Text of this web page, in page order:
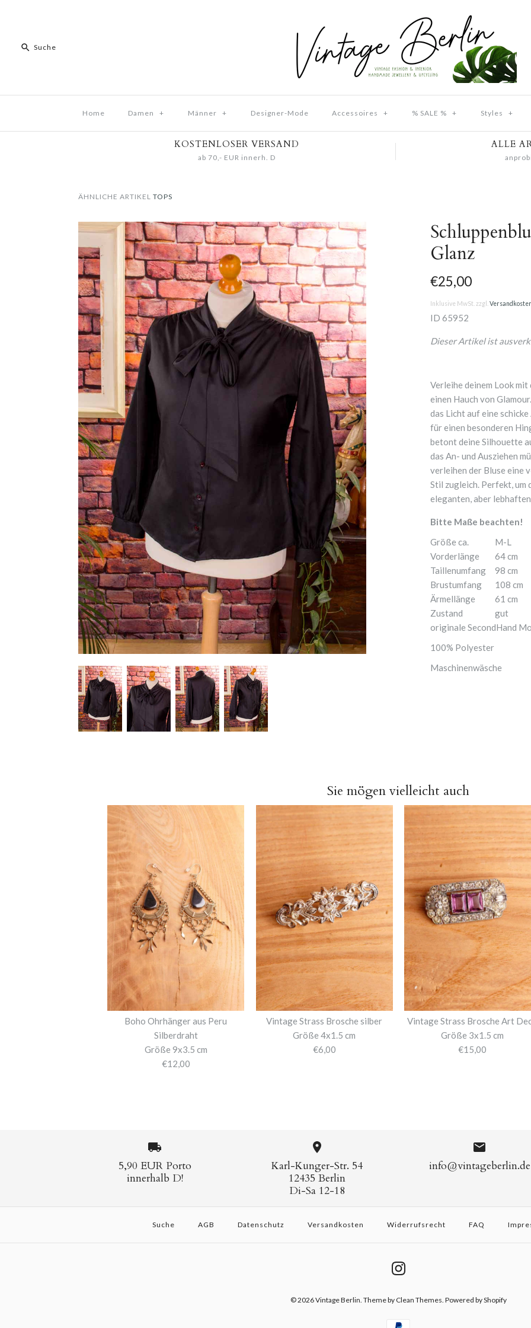
Home Damen + Männer + Designer-Mode Accessoires + % SALE % + Styles +
KOSTENLOSER VERSAND
ab 70,- EUR innerh. D
ALLE
ÄHNLICHE ARTIKEL TOPS
Glanz
€25,00
Inklusive MwSt. zzgl.
ID 65952
Dieser Artikel ist
Verleihe deinem Look
einen Hauch von
das Licht auf eine
für einen besonderen
betont deine Silhouette
das An- und Ausziehen
verleihen der Bluse eine
Stil zugleich. Perfekt,
eleganten, aber
Bitte Maße beachten!
Größe ca.
Vorderlänge
Taillenumfang
Brustumfang
Ärmellänge
Zustand
M-L
64 cm
98 cm
108 cm
61 cm
gut
originale SecondHand
100% Polyester
Maschinenwäsche
Sie mögen vielleicht auch
Boho Ohrhänger aus Peru
Silberdraht
Größe 9x3.5 cm
€12,00
Vintage Strass Brosche silber
Größe 4x1.5 cm
€6,00
Vintage Strass Brosche Art
Größe 3x1.5 cm
€15,00
5,90 EUR Porto
innerhalb D!
Karl-Kunger-Str. 54
12435 Berlin
Di-Sa 12-18
info@vintageberlin.de
Suche AGB Datenschutz Versandkosten Widerrufsrecht FAQ
© 2026Vintage Berlin. Theme by Clean Themes. Powered by Shopify